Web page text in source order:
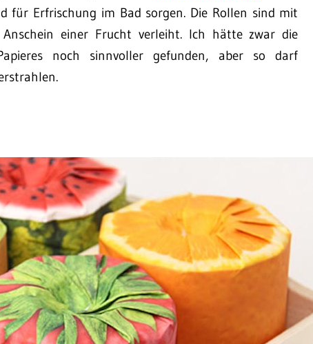
für Erfrischung im Bad sorgen. Die Rollen sind mit
einer Frucht verleiht. Ich hätte zwar die
noch sinnvoller gefunden, aber so darf